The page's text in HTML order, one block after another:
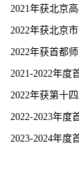
2021年获北京
2022年获北京
2022年获首都
2021-2022年度
2022年获第十
2022-2023年度
2023-2024年度